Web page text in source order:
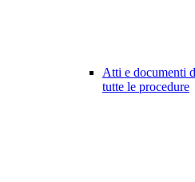
Atti e documenti
tutte le procedure